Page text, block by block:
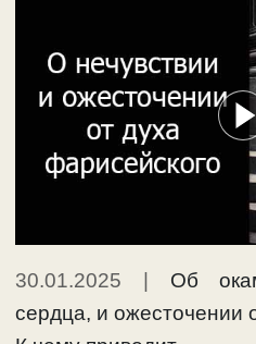
30.01.2025
Об
сердца, и ожесточении